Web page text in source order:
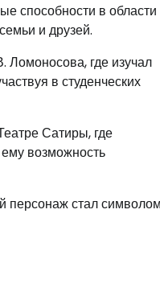
способности в области
и друзей.
Ломоносова, где изучал
в студенческих
Сатиры, где
возможность
персонаж стал символом